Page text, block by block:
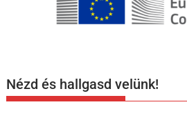
Nézd és hallgasd velünk!